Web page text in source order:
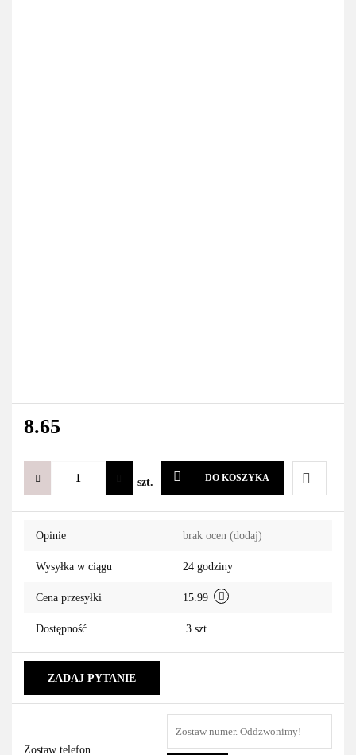
8.65
szt. DO KOSZYKA
Do
Opinie brak ocen (dodaj)
Wysyłka w ciągu 24 godziny
Cena przesyłki 15.99
Dostępność 3 szt.
ZADAJ PYTANIE
Zostaw telefon